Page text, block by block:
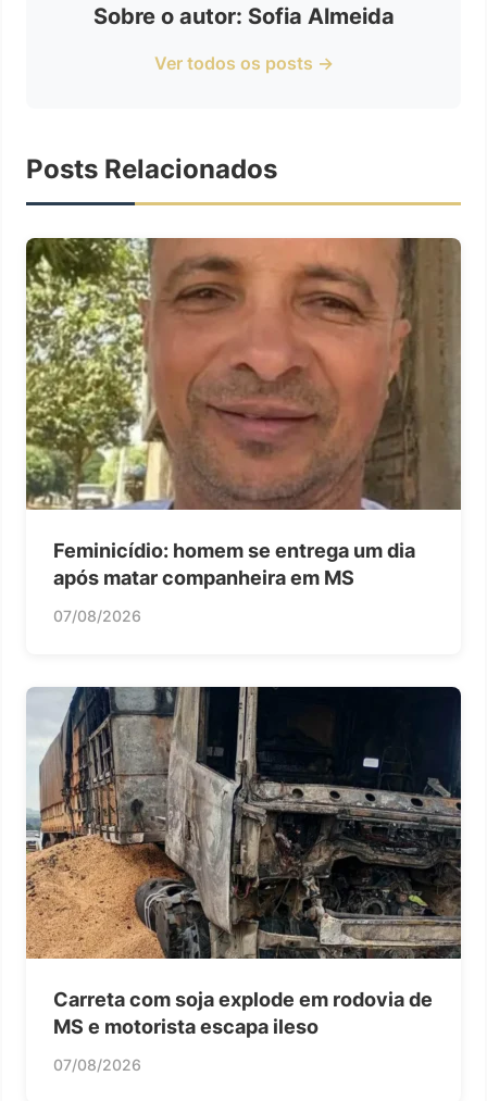
Sobre o autor: Sofia Almeida
Ver todos os posts →
Posts Relacionados
Feminicídio: homem se entrega um dia
após matar companheira em MS
07/08/2026
Carreta com soja explode em rodovia de
MS e motorista escapa ileso
07/08/2026